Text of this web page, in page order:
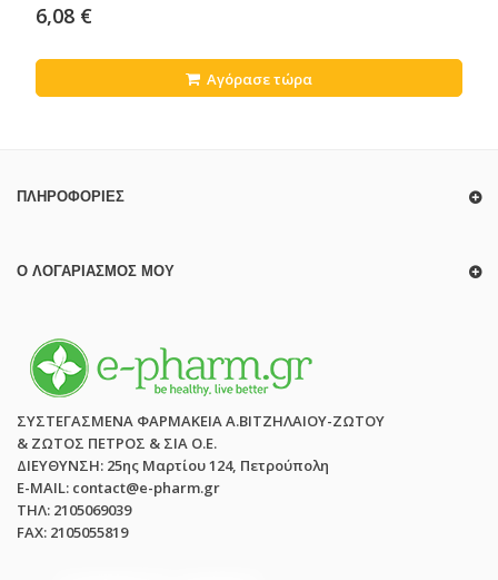
6,08 €
Αγόρασε τώρα
ΠΛΗΡΟΦΟΡΊΕΣ
Ο ΛΟΓΑΡΙΑΣΜΌΣ ΜΟΥ
ΣΥΣΤΕΓΑΣΜΕΝΑ ΦΑΡΜΑΚΕΙΑ Α.ΒΙΤΖΗΛΑΙΟΥ-ΖΩΤΟΥ
& ΖΩΤΟΣ ΠΕΤΡΟΣ & ΣΙΑ Ο.Ε.
ΔΙΕΥΘΥΝΣΗ: 25ης Μαρτίου 124, Πετρούπολη
E-MAIL: contact@e-pharm.gr
ΤΗΛ: 2105069039
FAX: 2105055819